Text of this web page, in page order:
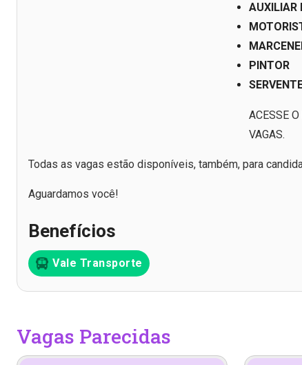
AUXILIAR
PINTOR
ACESSE
VAGAS.
Todas as vagas estão disponíveis, também, para
Aguardamos você!
Benefícios
Vale Transporte
Vagas Parecidas